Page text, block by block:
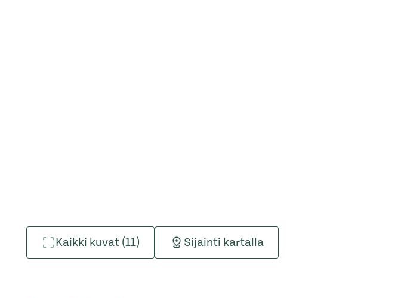
Kaikki kuvat (11) Sijainti kartalla